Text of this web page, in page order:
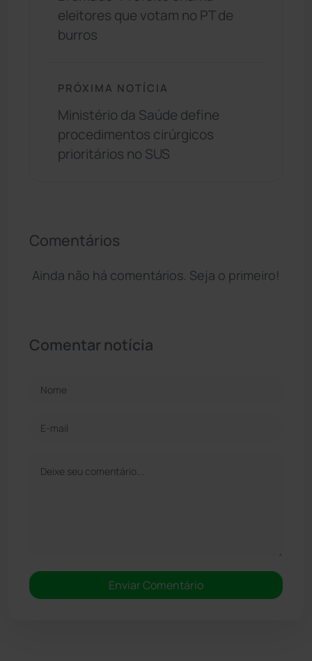
eleitores que votam no PT de
burros
PRÓXIMA NOTÍCIA
Ministério da Saúde define
procedimentos cirúrgicos
prioritários no SUS
Comentários
Ainda não há comentários. Seja o primeiro!
Comentar notícia